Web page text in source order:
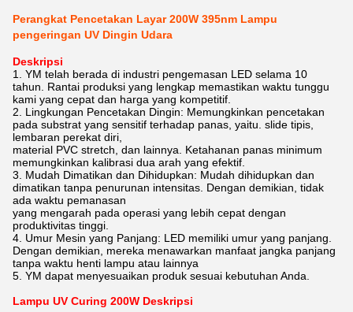
Perangkat Pencetakan Layar 200W 395nm Lampu
pengeringan UV Dingin Udara
Deskripsi
1. YM telah berada di industri pengemasan LED selama 10
tahun. Rantai produksi yang lengkap memastikan waktu tunggu
kami yang cepat dan harga yang kompetitif.
2. Lingkungan Pencetakan Dingin: Memungkinkan pencetakan
pada substrat yang sensitif terhadap panas, yaitu. slide tipis,
lembaran perekat diri,
material PVC stretch, dan lainnya. Ketahanan panas minimum
memungkinkan kalibrasi dua arah yang efektif.
3. Mudah Dimatikan dan Dihidupkan: Mudah dihidupkan dan
dimatikan tanpa penurunan intensitas. Dengan demikian, tidak
ada waktu pemanasan
yang mengarah pada operasi yang lebih cepat dengan
produktivitas tinggi.
4. Umur Mesin yang Panjang: LED memiliki umur yang panjang.
Dengan demikian, mereka menawarkan manfaat jangka panjang
tanpa waktu henti lampu atau lainnya
5. YM dapat menyesuaikan produk sesuai kebutuhan Anda.
Lampu UV Curing 200W Deskripsi